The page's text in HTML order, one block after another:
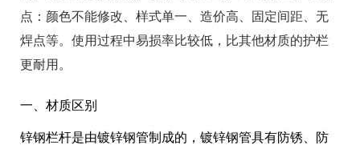
点：颜色不能修改、样式单一、造价高、固定间距、无
焊点等。使用过程中易损率比较低，比其他材质的护栏
更耐用。
一、材质区别
锌钢栏杆是由镀锌钢管制成的，镀锌钢管具有防锈、防